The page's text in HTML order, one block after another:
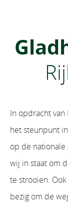
In opdracht van
het steunpunt
op de nationale
wij in staat om
te strooien.
bezig om de